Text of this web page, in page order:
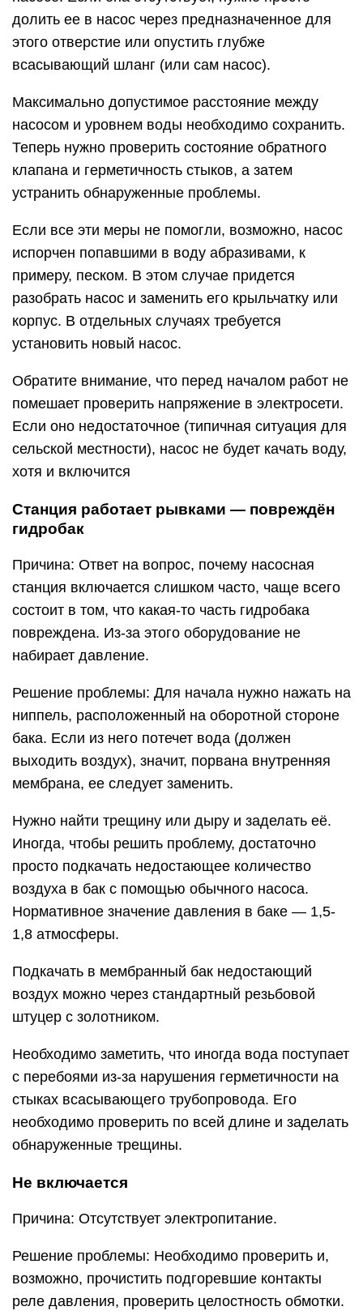
долить ее в насос через предназначенное для
этого отверстие или опустить глубже
всасывающий шланг (или сам насос).
Максимально допустимое расстояние между
насосом и уровнем воды необходимо сохранить.
Теперь нужно проверить состояние обратного
клапана и герметичность стыков, а затем
устранить обнаруженные проблемы.
Если все эти меры не помогли, возможно, насос
испорчен попавшими в воду абразивами, к
примеру, песком. В этом случае придется
разобрать насос и заменить его крыльчатку или
корпус. В отдельных случаях требуется
установить новый насос.
Обратите внимание, что перед началом работ не
помешает проверить напряжение в электросети.
Если оно недостаточное (типичная ситуация для
сельской местности), насос не будет качать воду,
хотя и включится
Станция работает рывками — повреждён
гидробак
Причина: Ответ на вопрос, почему насосная
станция включается слишком часто, чаще всего
состоит в том, что какая-то часть гидробака
повреждена. Из-за этого оборудование не
набирает давление.
Решение проблемы: Для начала нужно нажать на
ниппель, расположенный на оборотной стороне
бака. Если из него потечет вода (должен
выходить воздух), значит, порвана внутренняя
мембрана, ее следует заменить.
Нужно найти трещину или дыру и заделать её.
Иногда, чтобы решить проблему, достаточно
просто подкачать недостающее количество
воздуха в бак с помощью обычного насоса.
Нормативное значение давления в баке — 1,5-
1,8 атмосферы.
Подкачать в мембранный бак недостающий
воздух можно через стандартный резьбовой
штуцер с золотником.
Необходимо заметить, что иногда вода поступает
с перебоями из-за нарушения герметичности на
стыках всасывающего трубопровода. Его
необходимо проверить по всей длине и заделать
обнаруженные трещины.
Не включается
Причина: Отсутствует электропитание.
Решение проблемы: Необходимо проверить и,
возможно, прочистить подгоревшие контакты
реле давления, проверить целостность обмотки.